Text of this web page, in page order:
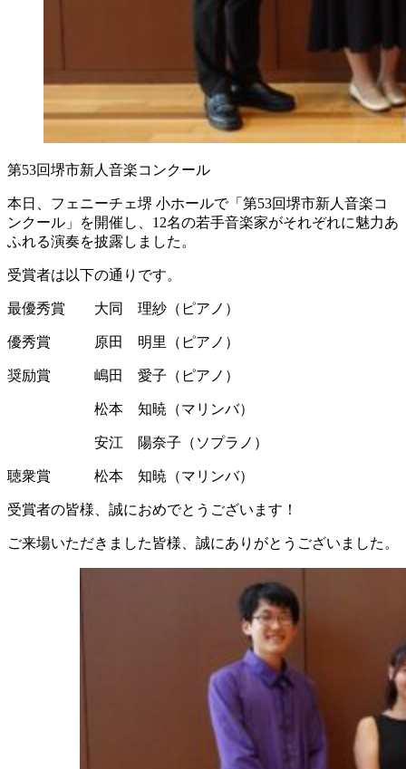
第53回堺市新人音楽コンクール
本日、フェニーチェ堺 小ホールで「第53回堺市新人音楽コ
ンクール」を開催し、12名の若手音楽家がそれぞれに魅力あ
ふれる演奏を披露しました。
受賞者は以下の通りです。
最優秀賞 大同 理紗（ピアノ）
優秀賞 原田 明里（ピアノ）
奨励賞 嶋田 愛子（ピアノ）
松本 知暁（マリンバ）
安江 陽奈子（ソプラノ）
聴衆賞 松本 知暁（マリンバ）
受賞者の皆様、誠におめでとうございます！
ご来場いただきました皆様、誠にありがとうございました。